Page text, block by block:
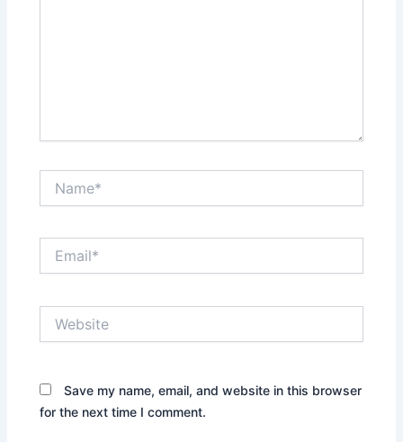
Save my name, email, and website in this browser
for the next time I comment.